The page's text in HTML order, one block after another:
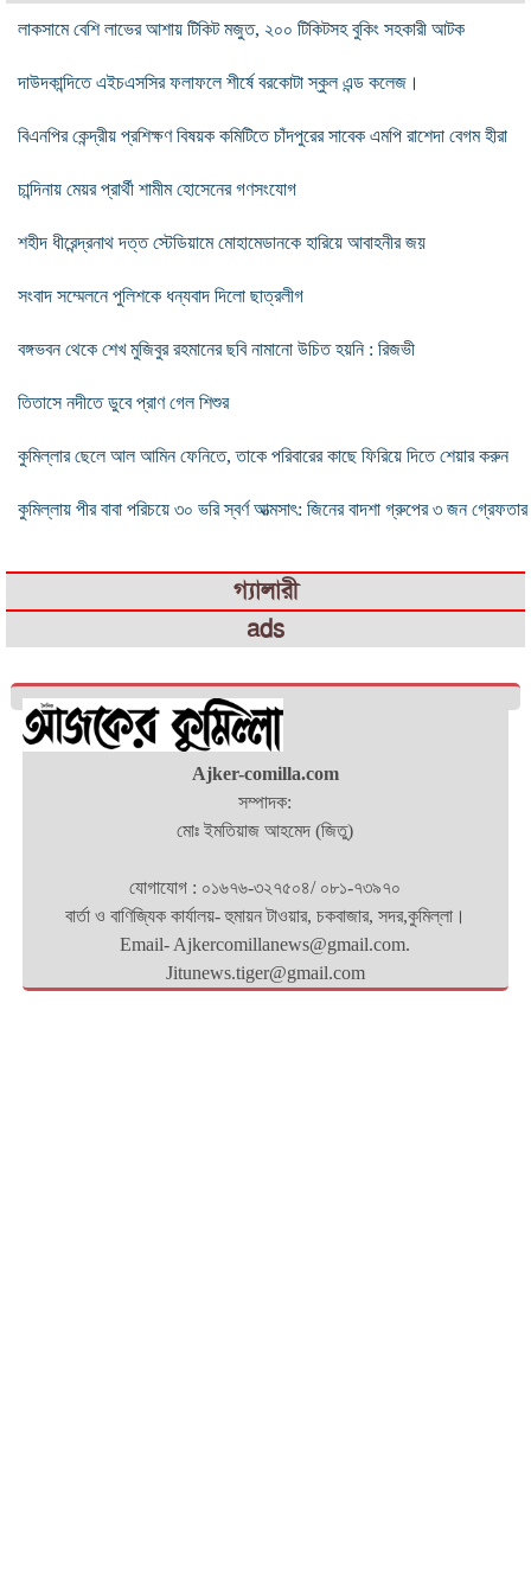
লাকসামে বেশি লাভের আশায় টিকিট মজুত, ২০০ টিকিটসহ বুকিং সহকারী আটক
দাউদকান্দিতে এইচএসসির ফলাফলে শীর্ষে বরকোটা স্কুল এন্ড কলেজ।
বিএনপির কেন্দ্রীয় প্রশিক্ষণ বিষয়ক কমিটিতে চাঁদপুরের সাবেক এমপি রাশেদা বেগম হীরা
চান্দিনায় মেয়র প্রার্থী শামীম হোসেনের গণসংযোগ
শহীদ ধীরেন্দ্রনাথ দত্ত স্টেডিয়ামে মোহামেডানকে হারিয়ে আবাহনীর জয়
সংবাদ সম্মেলনে পুলিশকে ধন্যবাদ দিলো ছাত্রলীগ
বঙ্গভবন থেকে শেখ মুজিবুর রহমানের ছবি নামানো উচিত হয়নি : রিজভী
তিতাসে নদীতে ডুবে প্রাণ গেল শিশুর
কুমিল্লার ছেলে আল আমিন ফেনিতে, তাকে পরিবারের কাছে ফিরিয়ে দিতে শেয়ার করুন
কুমিল্লায় পীর বাবা পরিচয়ে ৩০ ভরি স্বর্ণ আত্মসাৎ: জিনের বাদশা গ্রুপের ৩ জন গ্রেফতার
গ্যালারী
ads
Ajker-comilla.com
সম্পাদক:
মোঃ ইমতিয়াজ আহমেদ (জিতু)
যোগাযোগ : ০১৬৭৬-৩২৭৫০৪/ ০৮১-৭৩৯৭০
বার্তা ও বাণিজ্যিক কার্যালয়- হুমায়ন টাওয়ার, চকবাজার, সদর,কুমিল্লা।
Email- Ajkercomillanews@gmail.com.
Jitunews.tiger@gmail.com